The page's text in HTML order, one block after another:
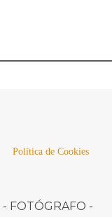
Política de Cookies
- FOTÓGRAFO -